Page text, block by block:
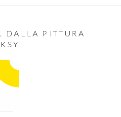
DALLA PITTURA